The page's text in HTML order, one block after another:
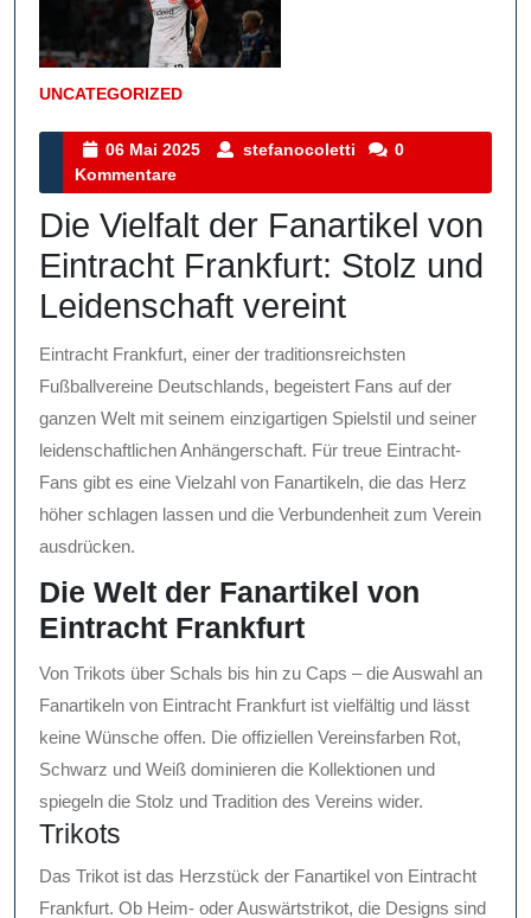
UNCATEGORIZED
Kategorie
06 Mai 2025
06
2025
stefanocoletti stefanocoletti
0
Kommentare
Die Vielfalt der Fanartikel von
Eintracht Frankfurt: Stolz und
Leidenschaft vereint
Eintracht Frankfurt, einer der traditionsreichsten
Fußballvereine Deutschlands, begeistert Fans auf der
ganzen Welt mit seinem einzigartigen Spielstil und seiner
leidenschaftlichen Anhängerschaft. Für treue Eintracht-
Fans gibt es eine Vielzahl von Fanartikeln, die das Herz
höher schlagen lassen und die Verbundenheit zum Verein
ausdrücken.
Die Welt der Fanartikel von
Eintracht Frankfurt
Von Trikots über Schals bis hin zu Caps – die Auswahl an
Fanartikeln von Eintracht Frankfurt ist vielfältig und lässt
keine Wünsche offen. Die offiziellen Vereinsfarben Rot,
Schwarz und Weiß dominieren die Kollektionen und
spiegeln die Stolz und Tradition des Vereins wider.
Trikots
Das Trikot ist das Herzstück der Fanartikel von Eintracht
Frankfurt. Ob Heim- oder Auswärtstrikot, die Designs sind